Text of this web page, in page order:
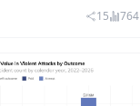
15 764